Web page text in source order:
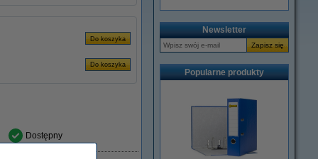
Dostępny
Newsletter
Popularne produkty